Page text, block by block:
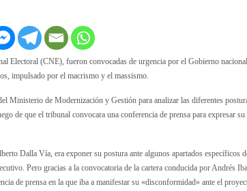
Electoral (CNE), fueron convocadas de urgencia por el Gobierno
impulsado por el macrismo y el massismo.
Ministerio de Modernización y Gestión para analizar las diferentes
de que el tribunal convocara una conferencia de prensa para expresar
Dalla Vía, era exponer su postura ante algunos apartados específicos
Pero gracias a la convocatoria de la cartera conducida por Andrés
de prensa en la que iba a manifestar su «disconformidad» ante el